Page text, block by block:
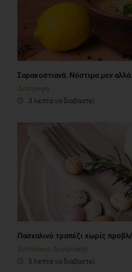
Σαρακοστιανά. Νόστιμα μεν
Διατροφή
3 λεπτά να διαβαστεί
Πασχαλινό τραπέζι χωρίς
Συστάσεις Διατροφής
5 λεπτά να διαβαστεί